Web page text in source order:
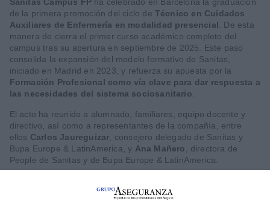
de la primera promoción del ciclo de Técnico en Cuidados
Auxiliares de Enfermería en modalidad presencial . De esta
manera de cierra el primer curso académico completo del
campus tras su apertura en septiembre de 2025. Este paso
consolida la expansión del modelo formativo de Sanitas,
iniciado en Madrid en 2023, y refuerza su apuesta por la
Formación Profesional como vía clave para dar respuesta a
las necesidades del sistema sociosanitario
El acto ha reunido a alumnado, familiares, equipo docente y
directivo, así como a representantes de la compañía, entre
ellos Carlos Jaureguizar , consejero delegado de Sanitas y
Bupa Europe & LatinAmerica, y Ana Mañero , directora de
People de Sanitas y de Bupa Europe & LatinAmerica.
continua en el ámbito sanitario, así como la importancia del